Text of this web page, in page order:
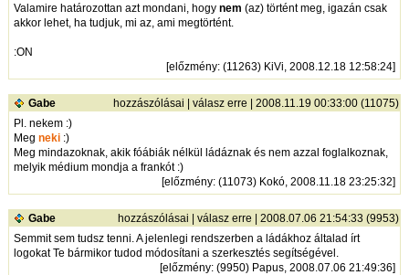
Valamire határozottan azt mondani, hogynem (az) történt meg, igazán csak
akkor lehet, ha tudjuk, mi az, ami megtörtént.
:ON
[előzmény: (11263) KiVi, 2008.12.18 12:58:24]
Gabe hozzászólásai |válasz erre | 2008.11.19 00:33:00 (11075)
Pl. nekem :)
Megneki :)
Meg mindazoknak, akik fóábiák nélkül ládáznak és nem azzal foglalkoznak,
melyik médium mondja a frankót :)
[előzmény: (11073) Kokó, 2008.11.18 23:25:32]
Gabe hozzászólásai |válasz erre | 2008.07.06 21:54:33 (9953)
Semmit sem tudsz tenni. A jelenlegi rendszerben a ládákhoz általad írt
logokat Te bármikor tudod módosítani a szerkesztés segítségével.
[előzmény: (9950) Papus, 2008.07.06 21:49:36]